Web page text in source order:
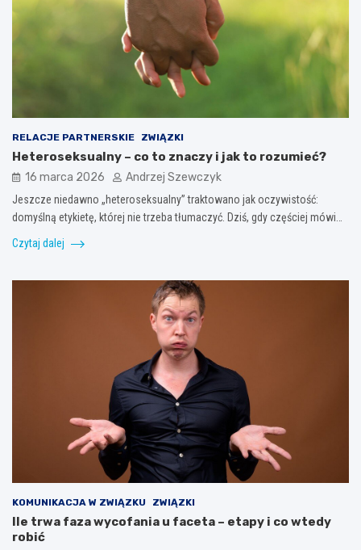
RELACJE PARTNERSKIE ZWIĄZKI
Heteroseksualny – co to znaczy i jak to rozumieć?
16 marca 2026 Andrzej Szewczyk
Jeszcze niedawno „heteroseksualny” traktowano jak oczywistość:
domyślną etykietę, której nie trzeba tłumaczyć. Dziś, gdy częściej mówi…
Czytaj dalej
KOMUNIKACJA W ZWIĄZKU ZWIĄZKI
Ile trwa faza wycofania u faceta – etapy i co wtedy
robić